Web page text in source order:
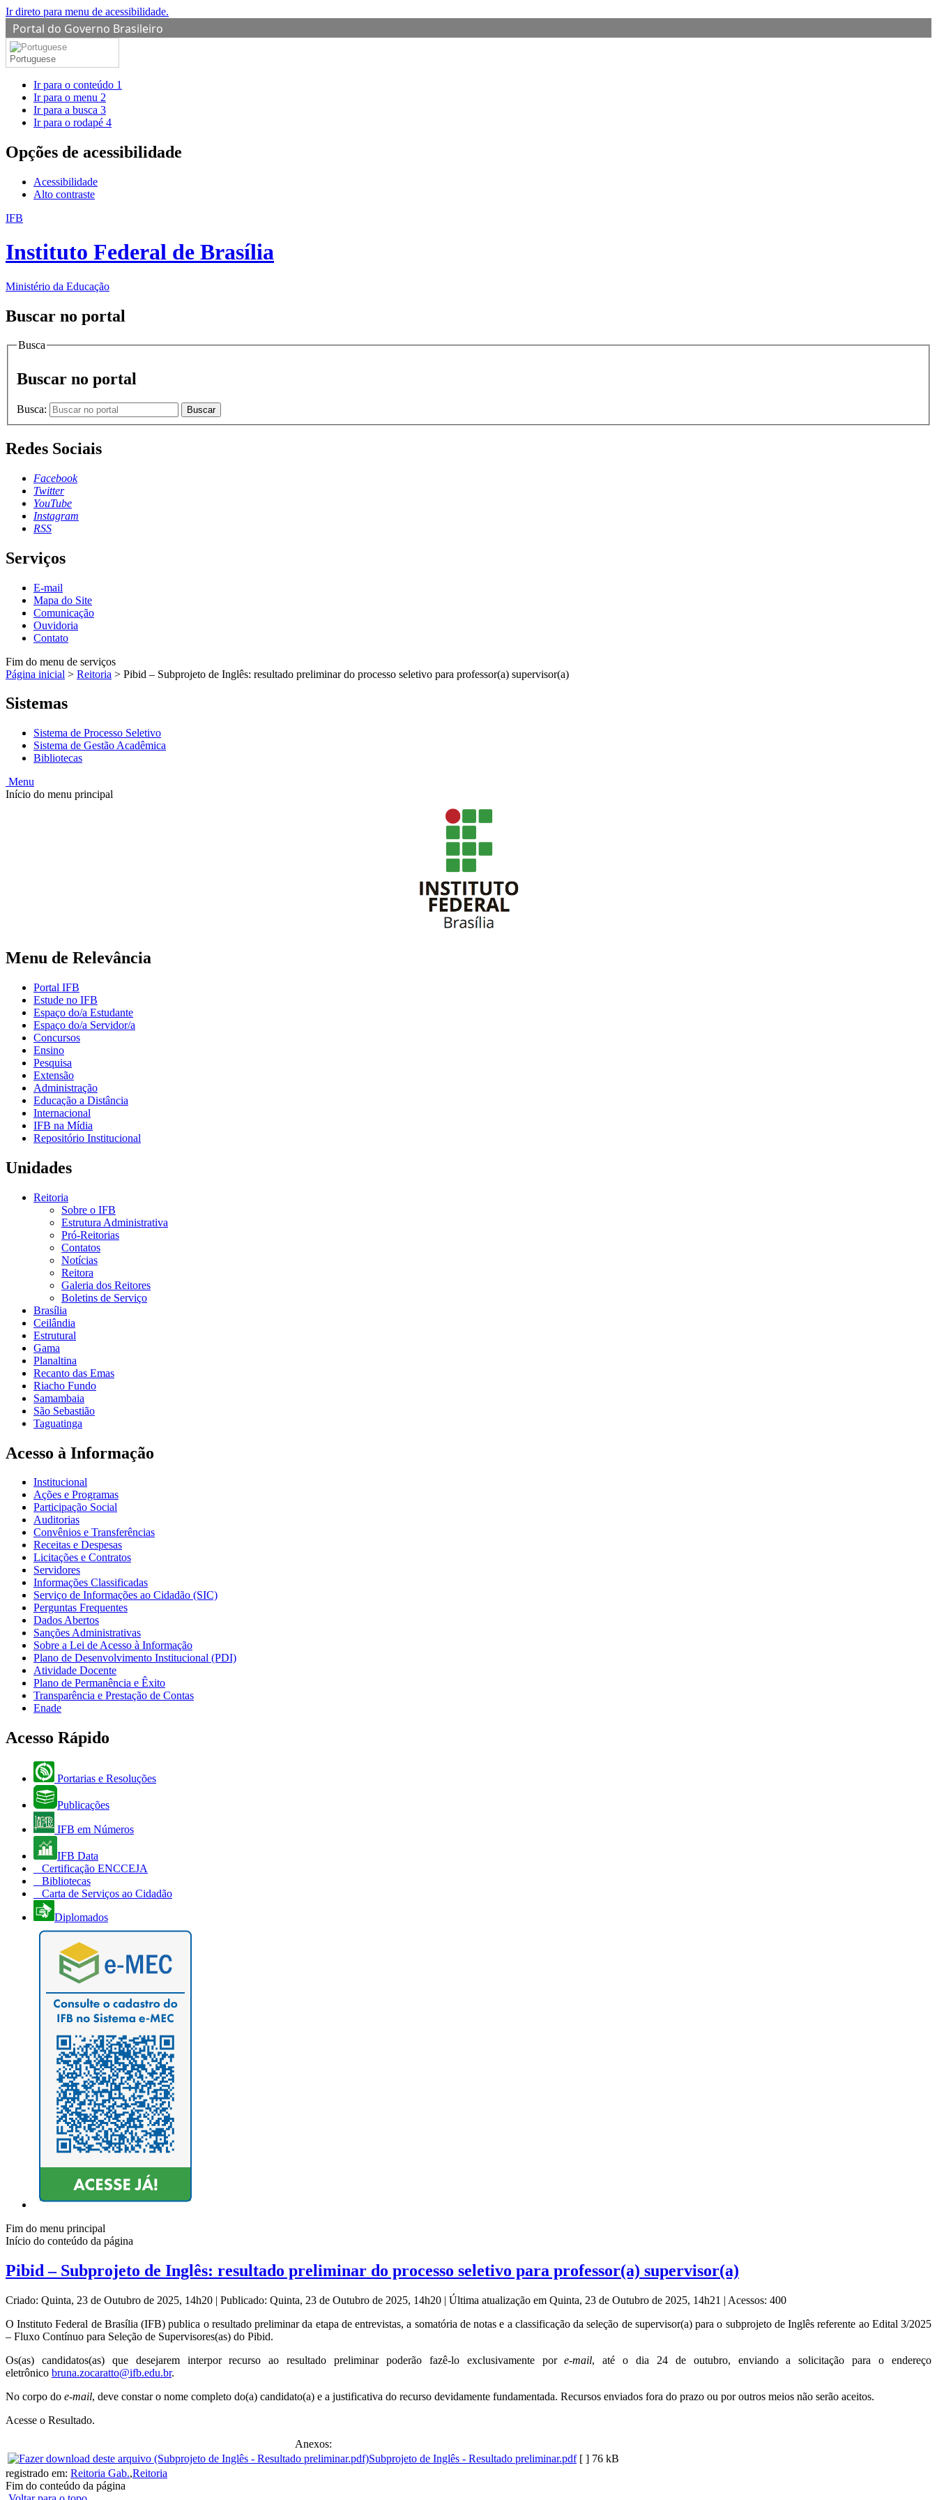
Ir direto para menu de acessibilidade.
Portal do Governo Brasileiro
Portuguese
Ir para o conteúdo 1
Ir para o menu 2
Ir para a busca 3
Ir para o rodapé 4
Opções de acessibilidade
Acessibilidade
Alto contraste
IFB
Instituto Federal de Brasília
Ministério da Educação
Buscar no portal
Busca
Buscar no portal
Busca: Buscar
Redes Sociais
Facebook
Twitter
YouTube
Instagram
RSS
Serviços
E-mail
Mapa do Site
Comunicação
Ouvidoria
Contato
Fim do menu de serviços
Página inicial > Reitoria > Pibid – Subprojeto de Inglês: resultado preliminar do processo seletivo para professor(a) supervisor(a)
Sistemas
Sistema de Processo Seletivo
Sistema de Gestão Acadêmica
Bibliotecas
Menu
Início do menu principal
Menu de Relevância
Portal IFB
Estude no IFB
Espaço do/a Estudante
Espaço do/a Servidor/a
Concursos
Ensino
Pesquisa
Extensão
Administração
Educação a Distância
Internacional
IFB na Mídia
Repositório Institucional
Unidades
Reitoria
Sobre o IFB
Estrutura Administrativa
Pró-Reitorias
Contatos
Notícias
Reitora
Galeria dos Reitores
Boletins de Serviço
Brasília
Ceilândia
Estrutural
Gama
Planaltina
Recanto das Emas
Riacho Fundo
Samambaia
São Sebastião
Taguatinga
Acesso à Informação
Institucional
Ações e Programas
Participação Social
Auditorias
Convênios e Transferências
Receitas e Despesas
Licitações e Contratos
Servidores
Informações Classificadas
Serviço de Informações ao Cidadão (SIC)
Perguntas Frequentes
Dados Abertos
Sanções Administrativas
Sobre a Lei de Acesso à Informação
Plano de Desenvolvimento Institucional (PDI)
Atividade Docente
Plano de Permanência e Êxito
Transparência e Prestação de Contas
Enade
Acesso Rápido
Portarias e Resoluções
Publicações
IFB em Números
IFB Data
Certificação ENCCEJA
Bibliotecas
Carta de Serviços ao Cidadão
Diplomados
Fim do menu principal
Início do conteúdo da página
Pibid – Subprojeto de Inglês: resultado preliminar do processo seletivo para professor(a) supervisor(a)
Criado: Quinta, 23 de Outubro de 2025, 14h20 | Publicado: Quinta, 23 de Outubro de 2025, 14h20 | Última atualização em Quinta, 23 de Outubro de 2025, 14h21 | Acessos: 400
O Instituto Federal de Brasília (IFB) publica o resultado preliminar da etapa de entrevistas, a somatória de notas e a classificação da seleção de supervisor(a) para o subprojeto de Inglês referente ao Edital 3/2025
– Fluxo Contínuo para Seleção de Supervisores(as) do Pibid.
Os(as) candidatos(as) que desejarem interpor recurso ao resultado preliminar poderão fazê-lo exclusivamente pore-mail, até o dia 24 de outubro, enviando a solicitação para o endereço
eletrônico bruna.zocaratto@ifb.edu.br.
No corpo do e-mail, deve constar o nome completo do(a) candidato(a) e a justificativa do recurso devidamente fundamentada. Recursos enviados fora do prazo ou por outros meios não serão aceitos.
Acesse o Resultado.
Anexos:
Subprojeto de Inglês - Resultado preliminar.pdf [ ] 76 kB
registrado em: Reitoria Gab.,Reitoria
Fim do conteúdo da página